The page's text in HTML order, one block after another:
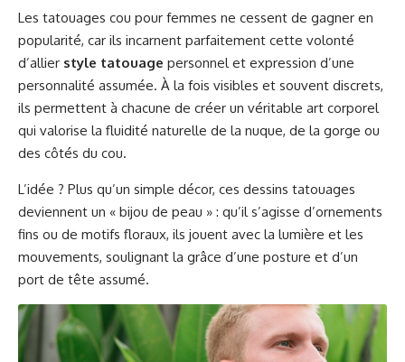
Les tatouages cou pour femmes ne cessent de gagner en
popularité, car ils incarnent parfaitement cette volonté
d’allier style tatouage personnel et expression d’une
personnalité assumée. À la fois visibles et souvent discrets,
ils permettent à chacune de créer un véritable art corporel
qui valorise la fluidité naturelle de la nuque, de la gorge ou
des côtés du cou.
L’idée ? Plus qu’un simple décor, ces dessins tatouages
deviennent un « bijou de peau » : qu’il s’agisse d’ornements
fins ou de motifs floraux, ils jouent avec la lumière et les
mouvements, soulignant la grâce d’une posture et d’un
port de tête assumé.